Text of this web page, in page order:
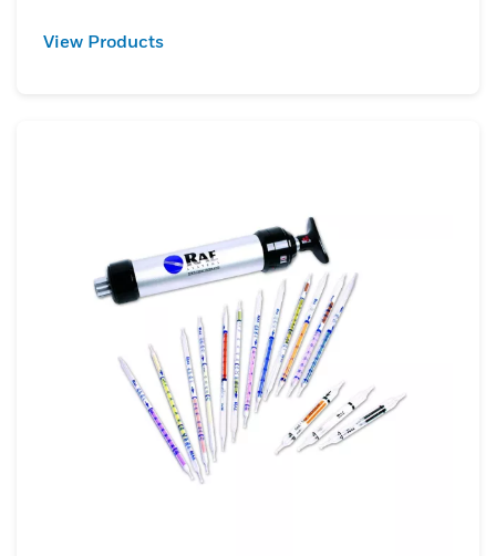
View Products